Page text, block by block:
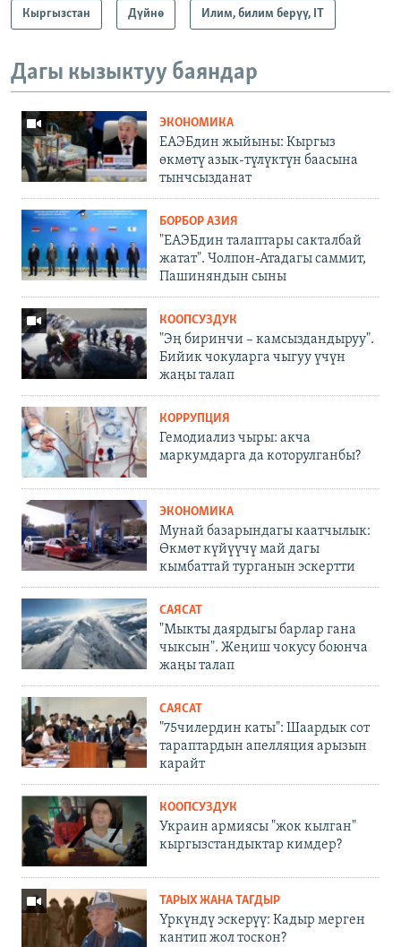
Кыргызстан Дүйнө Илим, билим берүү, IT
Дагы кызыктуу баяндар
ЭКОНОМИКА
ЕАЭБдин жыйыны: Кыргыз
өкмөтү азык-түлүктүн баасына
тынчсызданат
БОРБОР АЗИЯ
"ЕАЭБдин талаптары сакталбай
жатат". Чолпон-Атадагы саммит,
Пашиняндын сыны
КООПСУЗДУК
"Эң биринчи – камсыздандыруу".
Бийик чокуларга чыгуу үчүн
жаңы талап
КОРРУПЦИЯ
Гемодиализ чыры: акча
маркумдарга да которулганбы?
ЭКОНОМИКА
Мунай базарындагы каатчылык:
Өкмөт күйүүчү май дагы
кымбаттай турганын эскертти
САЯСАТ
"Мыкты даярдыгы барлар гана
чыксын". Жеңиш чокусу боюнча
жаңы талап
САЯСАТ
"75чилердин каты": Шаардык сот
тараптардын апелляция арызын
карайт
КООПСУЗДУК
Украин армиясы "жок кылган"
кыргызстандыктар кимдер?
ТАРЫХ ЖАНА ТАГДЫР
Үркүндү эскерүү: Кадыр мерген
кантип жол тоскон?